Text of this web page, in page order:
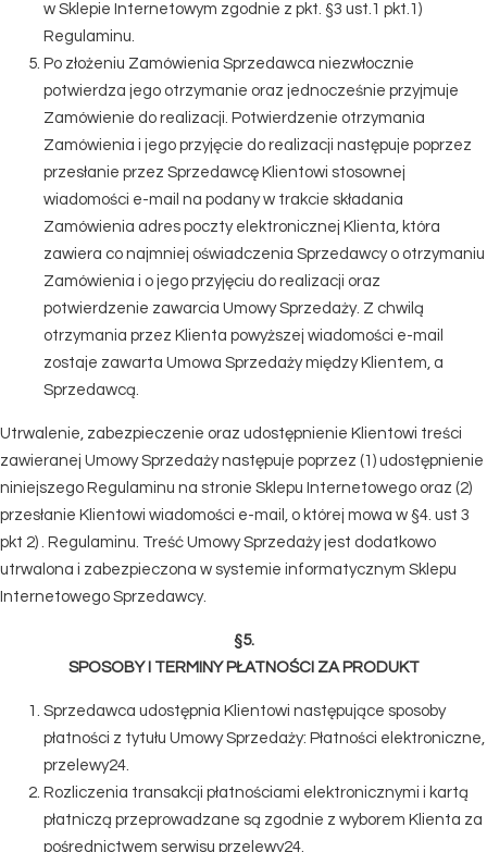
w Sklepie Internetowym zgodnie z pkt. §3 ust.1 pkt.1)
Regulaminu.
Po złożeniu Zamówienia Sprzedawca niezwłocznie
potwierdza jego otrzymanie oraz jednocześnie przyjmuje
Zamówienie do realizacji. Potwierdzenie otrzymania
Zamówienia i jego przyjęcie do realizacji następuje poprzez
przesłanie przez Sprzedawcę Klientowi stosownej
wiadomości e-mail na podany w trakcie składania
Zamówienia adres poczty elektronicznej Klienta, która
zawiera co najmniej oświadczenia Sprzedawcy o otrzymaniu
Zamówienia i o jego przyjęciu do realizacji oraz
potwierdzenie zawarcia Umowy Sprzedaży. Z chwilą
otrzymania przez Klienta powyższej wiadomości e-mail
zostaje zawarta Umowa Sprzedaży między Klientem, a
Sprzedawcą.
Utrwalenie, zabezpieczenie oraz udostępnienie Klientowi treści
zawieranej Umowy Sprzedaży następuje poprzez (1) udostępnienie
niniejszego Regulaminu na stronie Sklepu Internetowego oraz (2)
przesłanie Klientowi wiadomości e-mail, o której mowa w §4. ust 3
pkt 2) . Regulaminu. Treść Umowy Sprzedaży jest dodatkowo
utrwalona i zabezpieczona w systemie informatycznym Sklepu
Internetowego Sprzedawcy.
§5.
SPOSOBY I TERMINY PŁATNOŚCI ZA PRODUKT
Sprzedawca udostępnia Klientowi następujące sposoby
płatności z tytułu Umowy Sprzedaży: Płatności elektroniczne,
przelewy24.
Rozliczenia transakcji płatnościami elektronicznymi i kartą
płatniczą przeprowadzane są zgodnie z wyborem Klienta za
pośrednictwem serwisu przelewy24.